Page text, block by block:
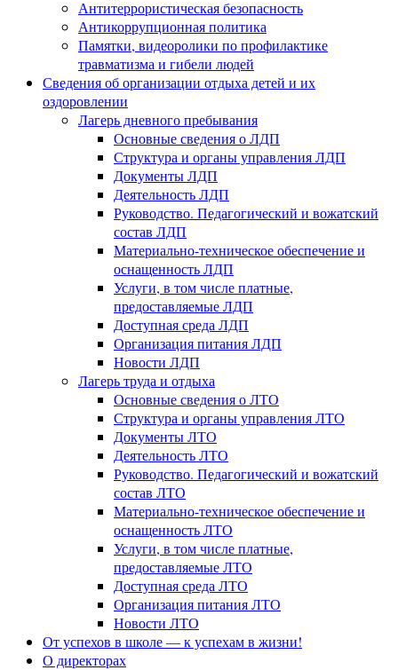
Антитеррористическая безопасность
Антикоррупционная политика
Памятки, видеоролики по профилактике
травматизма и гибели людей
Сведения об организации отдыха детей и их
оздоровлении
Лагерь дневного пребывания
Основные сведения о ЛДП
Структура и органы управления ЛДП
Документы ЛДП
Деятельность ЛДП
Руководство. Педагогический и вожатский
состав ЛДП
Материально-техническое обеспечение и
оснащенность ЛДП
Услуги, в том числе платные,
предоставляемые ЛДП
Доступная среда ЛДП
Организация питания ЛДП
Новости ЛДП
Лагерь труда и отдыха
Основные сведения о ЛТО
Структура и органы управления ЛТО
Документы ЛТО
Деятельность ЛТО
Руководство. Педагогический и вожатский
состав ЛТО
Материально-техническое обеспечение и
оснащенность ЛТО
Услуги, в том числе платные,
предоставляемые ЛТО
Доступная среда ЛТО
Организация питания ЛТО
Новости ЛТО
От успехов в школе — к успехам в жизни!
О директорах